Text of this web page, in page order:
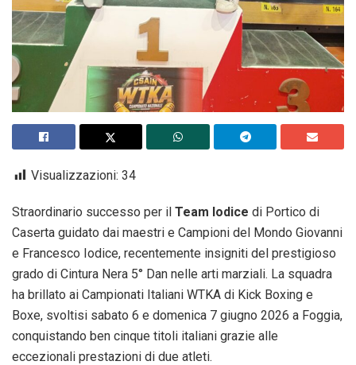
Visualizzazioni: 34
Straordinario successo per il Team Iodice di Portico di
Caserta guidato dai maestri e Campioni del Mondo Giovanni
e Francesco Iodice, recentemente insigniti del prestigioso
grado di Cintura Nera 5° Dan nelle arti marziali. La squadra
ha brillato ai Campionati Italiani WTKA di Kick Boxing e
Boxe, svoltisi sabato 6 e domenica 7 giugno 2026 a Foggia,
conquistando ben cinque titoli italiani grazie alle
eccezionali prestazioni di due atleti.